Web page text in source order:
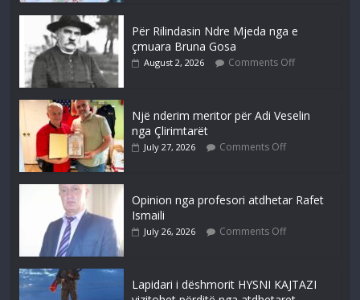
Për Rilindasin Ndre Mjeda nga e
çmuara Bruna Gosa
August 2, 2026 Comments Off
Një nderim meritor për Adi Veselin
nga Çlirimtarët
July 27, 2026 Comments Off
Opinion nga profesori atdhetar Rafet
Ismaili
July 26, 2026 Comments Off
Lapidari i dëshmorit HYSNI KAJTAZI